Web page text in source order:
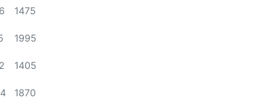
조회
1475
조회
1995
조회
1405
조회
1870